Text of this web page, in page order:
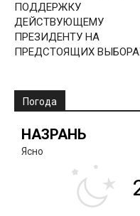
ПОДДЕРЖКУ
ДЕЙСТВУЮЩЕМУ
ПРЕЗИДЕНТУ НА
ПРЕДСТОЯЩИХ
Погода
НАЗРАНЬ
Ясно